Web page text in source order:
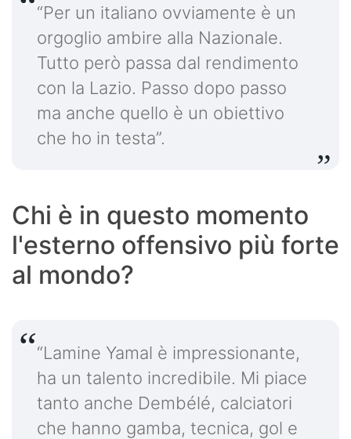
“Per un italiano ovviamente è un
orgoglio ambire alla Nazionale.
Tutto però passa dal rendimento
con la Lazio. Passo dopo passo
ma anche quello è un obiettivo
che ho in testa”.
Chi è in questo momento
l'esterno offensivo più forte
al mondo?
“Lamine Yamal è impressionante,
ha un talento incredibile. Mi piace
tanto anche Dembélé, calciatori
che hanno gamba, tecnica, gol e